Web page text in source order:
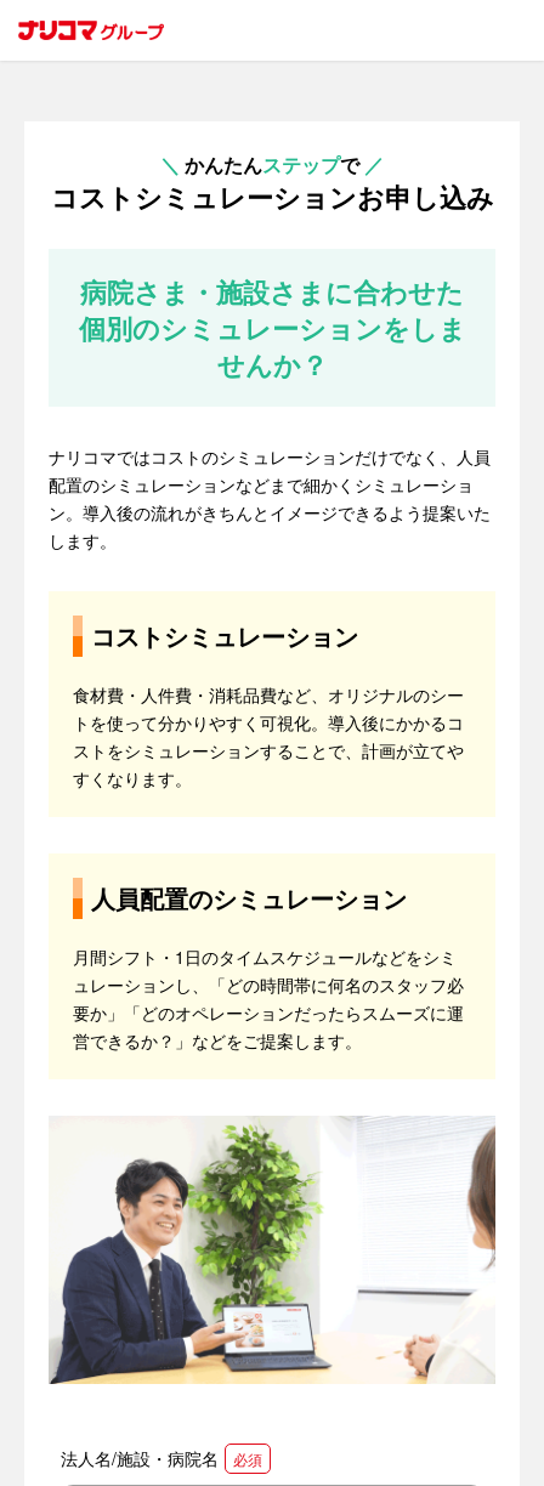
＼ かんたんステップで ／
コストシミュレーションお申し込み
病院さま・施設さまに合わせた
個別のシミュレーションをしま
せんか？
ナリコマではコストのシミュレーションだけでなく、人員
配置のシミュレーションなどまで細かくシミュレーショ
ン。導入後の流れがきちんとイメージできるよう提案いた
します。
コストシミュレーション
食材費・人件費・消耗品費など、オリジナルのシー
トを使って分かりやすく可視化。導入後にかかるコ
ストをシミュレーションすることで、計画が立てや
すくなります。
人員配置のシミュレーション
月間シフト・1日のタイムスケジュールなどをシミ
ュレーションし、「どの時間帯に何名のスタッフ必
要か」「どのオペレーションだったらスムーズに運
営できるか？」などをご提案します。
法人名/施設・病院名 必須